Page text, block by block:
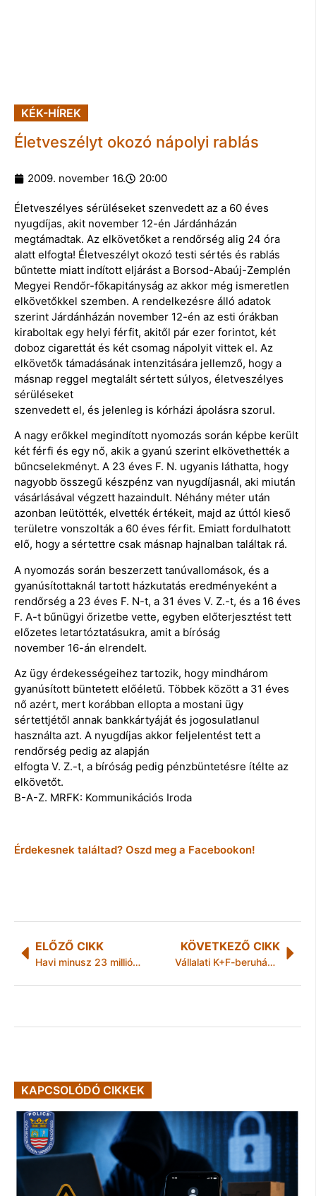
KÉK-HÍREK
Életveszélyt okozó nápolyi rablás
2009. november 16. 20:00
Életveszélyes sérüléseket szenvedett az a 60 éves
nyugdíjas, akit november 12-én Járdánházán
megtámadtak. Az elkövetőket a rendőrség alig 24 óra
alatt elfogta! Életveszélyt okozó testi sértés és rablás
bűntette miatt indított eljárást a Borsod-Abaúj-Zemplén
Megyei Rendőr-főkapitányság az akkor még ismeretlen
elkövetőkkel szemben. A rendelkezésre álló adatok
szerint Járdánházán november 12-én az esti órákban
kiraboltak egy helyi férfit, akitől pár ezer forintot, két
doboz cigarettát és két csomag nápolyit vittek el. Az
elkövetők támadásának intenzitására jellemző, hogy a
másnap reggel megtalált sértett súlyos, életveszélyes
sérüléseket
szenvedett el, és jelenleg is kórházi ápolásra szorul.
A nagy erőkkel megindított nyomozás során képbe került
két férfi és egy nő, akik a gyanú szerint elkövethették a
bűncselekményt. A 23 éves F. N. ugyanis láthatta, hogy
nagyobb összegű készpénz van nyugdíjasnál, aki miután
vásárlásával végzett hazaindult. Néhány méter után
azonban leütötték, elvették értékeit, majd az úttól kieső
területre vonszolták a 60 éves férfit. Emiatt fordulhatott
elő, hogy a sértettre csak másnap hajnalban találtak rá.
A nyomozás során beszerzett tanúvallomások, és a
gyanúsítottaknál tartott házkutatás eredményeként a
rendőrség a 23 éves F. N-t, a 31 éves V. Z.-t, és a 16 éves
F. A-t bűnügyi őrizetbe vette, egyben előterjesztést tett
előzetes letartóztatásukra, amit a bíróság
november 16-án elrendelt.
Az ügy érdekességeihez tartozik, hogy mindhárom
gyanúsított büntetett előéletű. Többek között a 31 éves
nő azért, mert korábban ellopta a mostani ügy
sértettjétől annak bankkártyáját és jogosulatlanul
használta azt. A nyugdíjas akkor feljelentést tett a
rendőrség pedig az alapján
elfogta V. Z.-t, a bíróság pedig pénzbüntetésre ítélte az
elkövetőt.
B-A-Z. MRFK: Kommunikációs Iroda
Érdekesnek találtad? Oszd meg a Facebookon!
ELŐZŐ CIKK
Havi minusz 23 millió szentendrei uszodában
KÖVETKEZŐ CIKK
Vállalati K+F-beruházások 2008-ban: globális növekedés, az EU vállalatai megelőzik az Egyesült Államokat és Japánt
KAPCSOLÓDÓ CIKKEK